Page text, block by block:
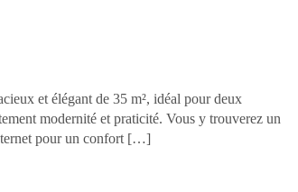
et élégant de 35 m², idéal pour deux
modernité et praticité. Vous y trouverez un
pour un confort […]